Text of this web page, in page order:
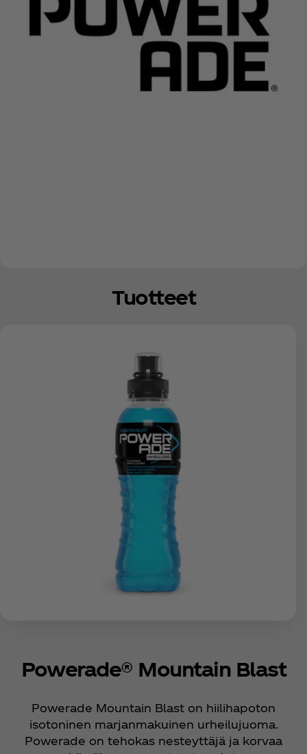
Tuotteet
Powerade® Mountain Blast
Powerade Mountain Blast on hiilihapoton
isotoninen marjanmakuinen urheilujuoma.
Powerade on tehokas nesteyttäjä ja korvaa